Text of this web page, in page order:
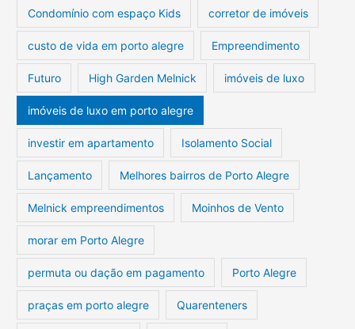
Condomínio com espaço Kids corretor de imóveis
custo de vida em porto alegre Empreendimento
Futuro High Garden Melnick imóveis de luxo
imóveis de luxo em porto alegre
investir em apartamento Isolamento Social
Lançamento Melhores bairros de Porto Alegre
Melnick empreendimentos Moinhos de Vento
morar em Porto Alegre
permuta ou dação em pagamento Porto Alegre
praças em porto alegre Quarenteners